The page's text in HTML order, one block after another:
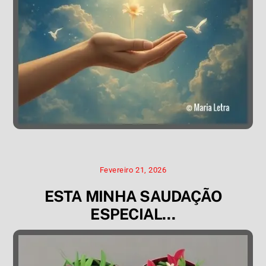
Fevereiro 21, 2026
ESTA MINHA SAUDAÇÃO
ESPECIAL…